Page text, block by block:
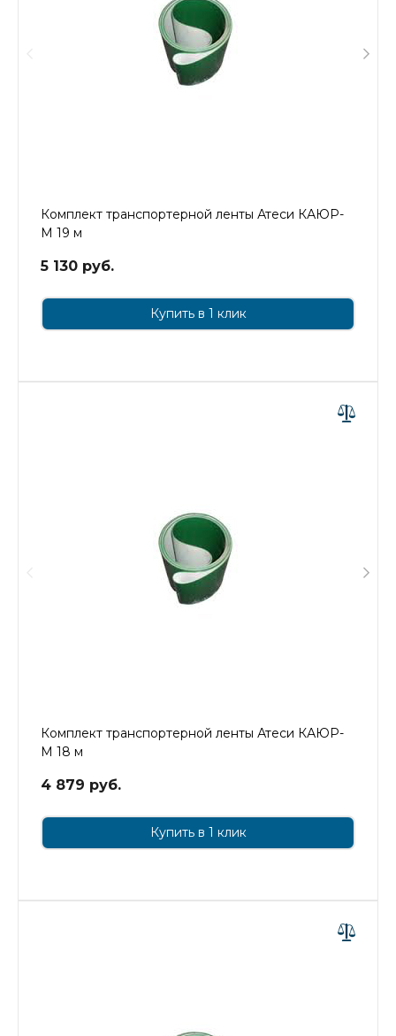
Комплект транспортерной ленты Атеси КАЮР-
М 19 м
5 130 руб.
Купить в 1 клик
Комплект транспортерной ленты Атеси КАЮР-
М 18 м
4 879 руб.
Купить в 1 клик